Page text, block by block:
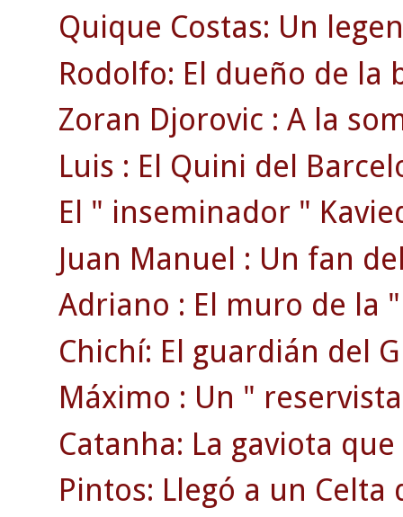
Quique Costas: Un
Rodolfo: El dueño de la
Zoran Djorovic : A la
Luis : El Quini del
El " inseminador "
Juan Manuel : Un fan
Adriano : El muro de la
Chichí: El guardián del
Máximo : Un "
Catanha: La gaviota
Pintos: Llegó a un